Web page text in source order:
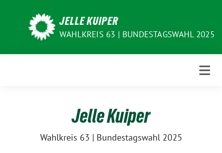
JELLE KUIPER
WAHLKREIS 63 | BUNDESTAGSWAHL 2025
Jelle Kuiper
Wahlkreis 63 | Bundestagswahl 2025